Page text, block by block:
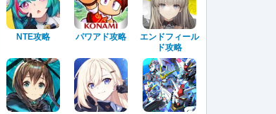
NTE攻略 パワアド攻略
エンドフィール
ド攻略